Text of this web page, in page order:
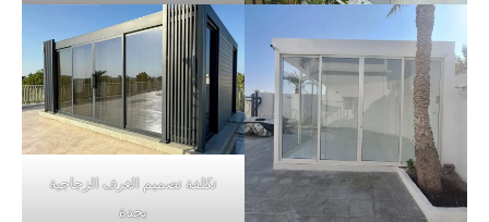
تكلفة تصميم الغرف الزجاجية
بجدة